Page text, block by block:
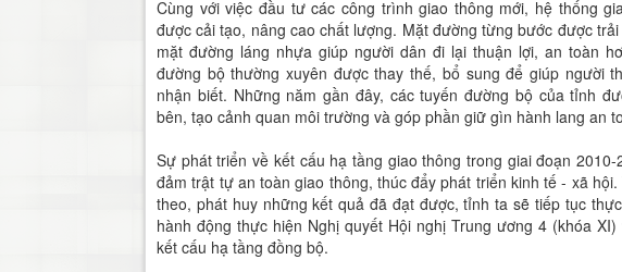
Cùng với việc đầu tư các công trình giao thông mới, hệ thống
được cải tạo, nâng cao chất lượng. Mặt đường từng bước được
mặt đường láng nhựa giúp người dân đi lại thuận lợi, an toàn
đường bộ thường xuyên được thay thế, bổ sung để giúp người
nhận biết. Những năm gần đây, các tuyến đường bộ của tỉnh
bên, tạo cảnh quan môi trường và góp phần giữ gìn hành lang an
Sự phát triển về kết cấu hạ tầng giao thông trong giai đoạn
đảm trật tự an toàn giao thông, thúc đẩy phát triển kinh tế - xã
theo, phát huy những kết quả đã đạt được, tỉnh ta sẽ tiếp tục
hành động thực hiện Nghị quyết Hội nghị Trung ương 4 (khóa
kết cấu hạ tầng đồng bộ.